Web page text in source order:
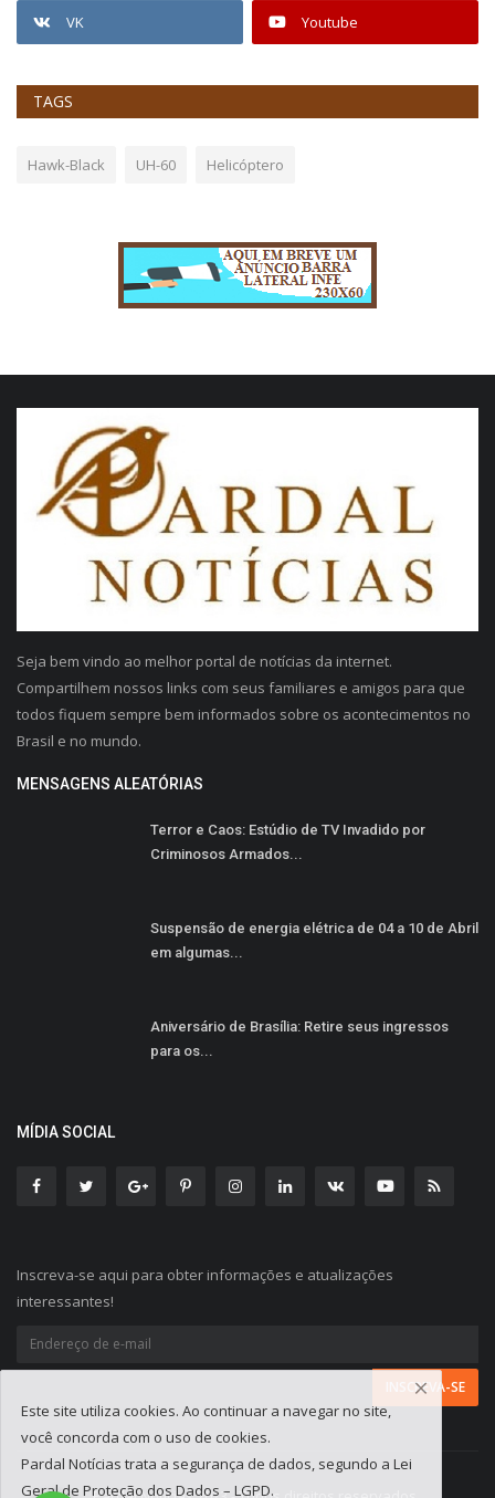
VK Youtube
TAGS
Hawk-Black UH-60 Helicóptero
Seja bem vindo ao melhor portal de notícias da internet.
Compartilhem nossos links com seus familiares e amigos para que
todos fiquem sempre bem informados sobre os acontecimentos no
Brasil e no mundo.
MENSAGENS ALEATÓRIAS
Terror e Caos: Estúdio de TV Invadido por
Criminosos Armados...
Suspensão de energia elétrica de 04 a 10 de Abril
em algumas...
Aniversário de Brasília: Retire seus ingressos
para os...
MÍDIA SOCIAL
Inscreva-se aqui para obter informações e atualizações
interessantes!
Este site utiliza cookies. Ao continuar a navegar no site,
você concorda com o uso de cookies.
Pardal Notícias trata a segurança de dados, segundo a Lei
Geral de Proteção dos Dados – LGPD.